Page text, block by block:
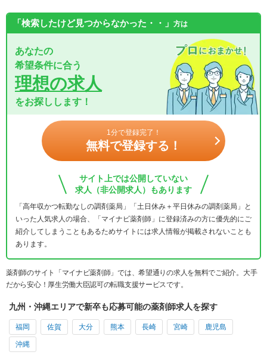
「検索したけど見つからなかった・・」 方は
あなたの
希望条件に合う
理想の求人
をお探しします！
1分で登録完了！
無料で登録する！
サイト上では公開していない
求人（非公開求人）もあります
「高年収かつ転勤なしの調剤薬局」「土日休み＋平日休みの調剤薬局」と
いった人気求人の場合、「マイナビ薬剤師」に登録済みの方に優先的にご
紹介してしまうこともあるためサイトには求人情報が掲載されないことも
あります。
薬剤師のサイト「マイナビ薬剤師」では、希望通りの求人を無料でご紹介。大手
だから安心！厚生労働大臣認可の転職支援サービスです。
九州・沖縄エリアで新卒も応募可能の薬剤師求人を探す
福岡 佐賀 大分 熊本 長崎 宮崎 鹿児島
沖縄